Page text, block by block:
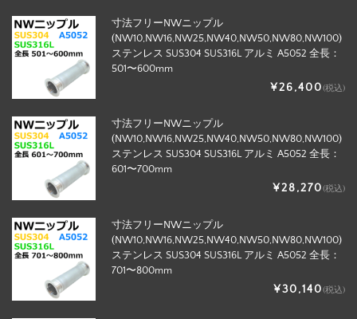
寸法フリーNWニップル
(NW10,NW16,NW25,NW40,NW50,NW80,NW100)
ステンレス SUS304 SUS316L アルミ A5052 全長：
501〜600mm
¥26,400(税込)
寸法フリーNWニップル
(NW10,NW16,NW25,NW40,NW50,NW80,NW100)
ステンレス SUS304 SUS316L アルミ A5052 全長：
601〜700mm
¥28,270(税込)
寸法フリーNWニップル
(NW10,NW16,NW25,NW40,NW50,NW80,NW100)
ステンレス SUS304 SUS316L アルミ A5052 全長：
701〜800mm
¥30,140(税込)